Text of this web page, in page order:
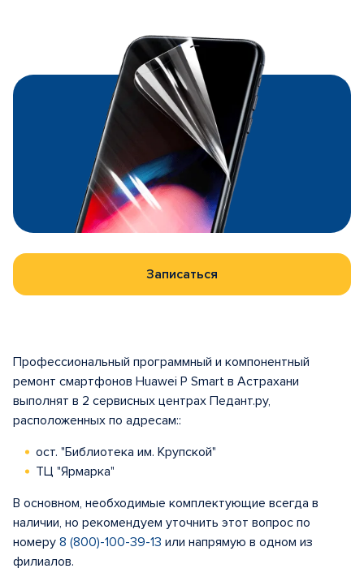
Записаться
Профессиональный программный и компонентный
ремонт смартфонов Huawei P Smart в Астрахани
выполнят в 2 сервисных центрах Педант.ру,
расположенных по адресам::
ост. "Библиотека им. Крупской"
ТЦ "Ярмарка"
В основном, необходимые комплектующие всегда в
наличии, но рекомендуем уточнить этот вопрос по
номеру 8 (800)-100-39-13 или напрямую в одном из
филиалов.